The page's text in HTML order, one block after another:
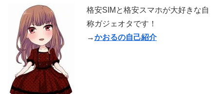
格安SIMと格安スマホが大好きな自
称ガジェオタです！
→かおるの自己紹介